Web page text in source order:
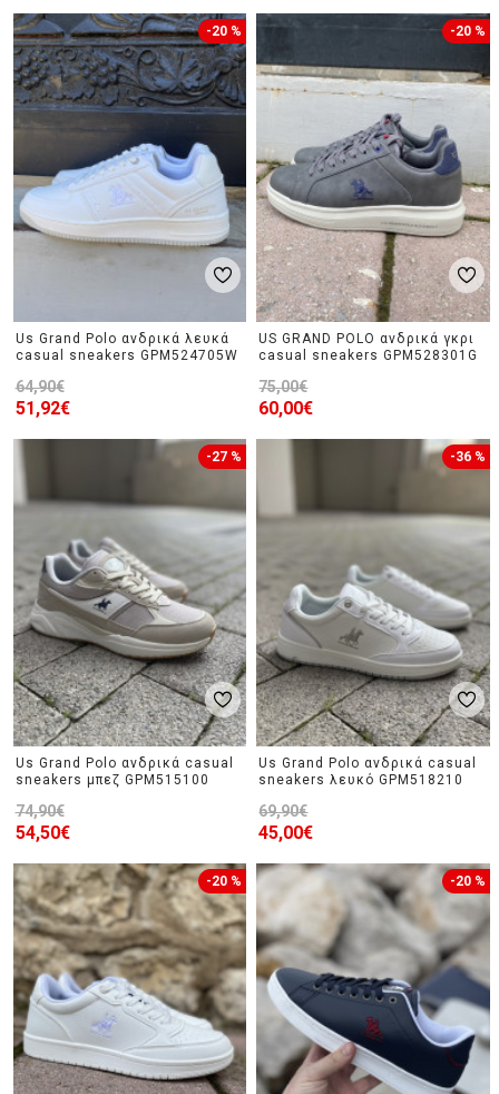
-20 %
Us Grand Polo ανδρικά λευκά
casual sneakers GPM524705W
51,92€
64,90€
-20 %
US GRAND POLO ανδρικά γκρι
casual sneakers GPM528301G
60,00€
75,00€
-27 %
Us Grand Polo ανδρικά casual
sneakers μπεζ GPM515100
54,50€
74,90€
-36 %
Us Grand Polo ανδρικά casual
sneakers λευκό GPM518210
45,00€
69,90€
-20 % -20 %